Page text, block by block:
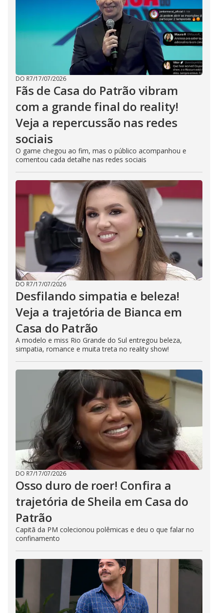
DO R7/17/07/2026
Fãs de Casa do Patrão vibram
com a grande final do reality!
Veja a repercussão nas redes
sociais
O game chegou ao fim, mas o público acompanhou e
comentou cada detalhe nas redes sociais
DO R7/17/07/2026
Desfilando simpatia e beleza!
Veja a trajetória de Bianca em
Casa do Patrão
A modelo e miss Rio Grande do Sul entregou beleza,
simpatia, romance e muita treta no reality show!
DO R7/17/07/2026
Osso duro de roer! Confira a
trajetória de Sheila em Casa do
Patrão
Capitã da PM colecionou polêmicas e deu o que falar no
confinamento